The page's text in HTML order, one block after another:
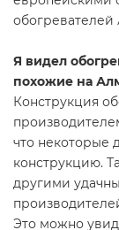
Я видел
похожие на
Конструкция
что некоторые
конструкцию.
другими
Это можно